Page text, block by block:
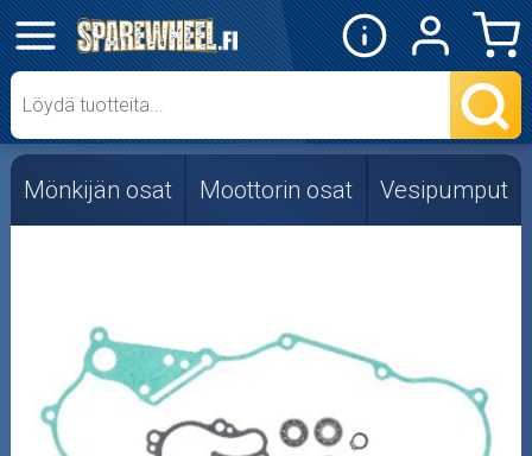
✕
Mopon osat
Skootterin osat
Crossipyörän osat
Moottorikelkan osat
Mopoauton osat
Mönkijän osat Moottorin osat Vesipumput